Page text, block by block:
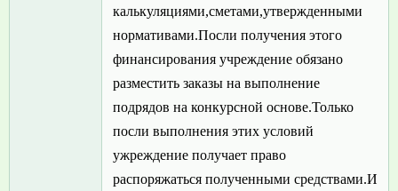
калькуляциями,сметами,утвержденными
нормативами.Посли получения этого
финансирования учреждение обязано
разместить заказы на выполнение
подрядов на конкурсной основе.Только
посли выполнения этих условий
ужреждение получает право
распоряжаться полученными средствами.И